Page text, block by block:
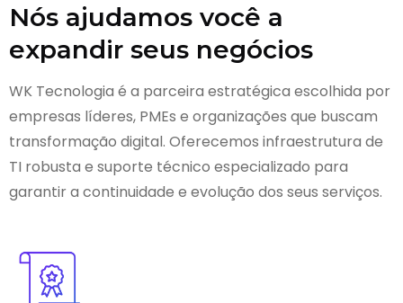
Nós ajudamos você a
expandir seus negócios
WK Tecnologia é a parceira estratégica escolhida por
empresas líderes, PMEs e organizações que buscam
transformação digital. Oferecemos infraestrutura de
TI robusta e suporte técnico especializado para
garantir a continuidade e evolução dos seus serviços.